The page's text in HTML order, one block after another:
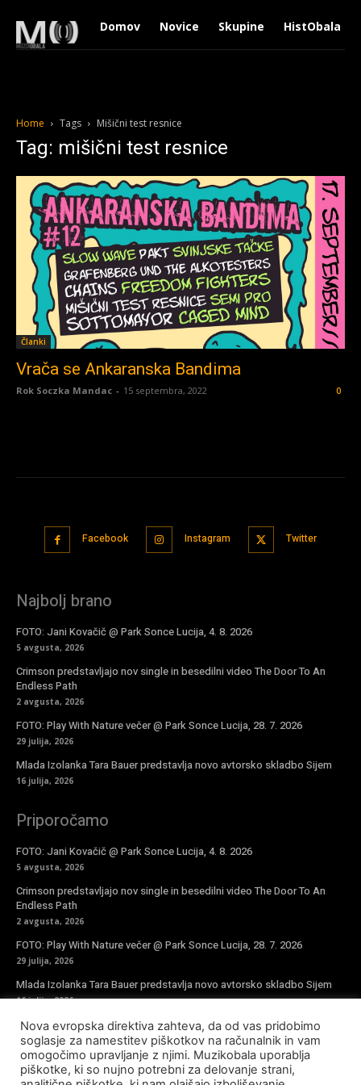
Domov Novice Skupine HistObala
Home Tags Mišični test resnice
Tag: mišični test resnice
Članki
Vrača se Ankaranska Bandima
Rok Soczka Mandac - 15 septembra, 2022 0
Facebook Instagram Twitter
Najbolj brano
FOTO: Jani Kovačič @ Park Sonce Lucija, 4. 8. 2026
5 avgusta, 2026
Crimson predstavljajo nov single in besedilni video The Door To An
Endless Path
2 avgusta, 2026
FOTO: Play With Nature večer @ Park Sonce Lucija, 28. 7. 2026
29 julija, 2026
Mlada Izolanka Tara Bauer predstavlja novo avtorsko skladbo Sijem
16 julija, 2026
Priporočamo
FOTO: Jani Kovačič @ Park Sonce Lucija, 4. 8. 2026
5 avgusta, 2026
Crimson predstavljajo nov single in besedilni video The Door To An
Endless Path
2 avgusta, 2026
FOTO: Play With Nature večer @ Park Sonce Lucija, 28. 7. 2026
29 julija, 2026
Mlada Izolanka Tara Bauer predstavlja novo avtorsko skladbo Sijem
16 julija, 2026
Vpiši se v novičke
Nova evropska direktiva zahteva, da od vas pridobimo
soglasje za namestitev piškotkov na računalnik in vam
omogočimo upravljanje z njimi. Muzikobala uporablja
piškotke, ki so nujno potrebni za delovanje strani,